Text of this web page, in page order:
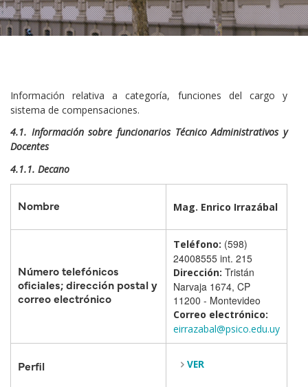
Información relativa a categoría, funciones del cargo y
sistema de compensaciones.
4.1. Información sobre funcionarios Técnico Administrativos y
Docentes
4.1.1. Decano
Nombre Mag. Enrico Irrazábal
Número telefónicos
oficiales; dirección postal y
correo electrónico
Teléfono: (598)
24008555 int. 215
Dirección: Tristán
Narvaja 1674, CP
11200 - Montevideo
Correo electrónico:
eirrazabal@psico.edu.uy
Perfil VER